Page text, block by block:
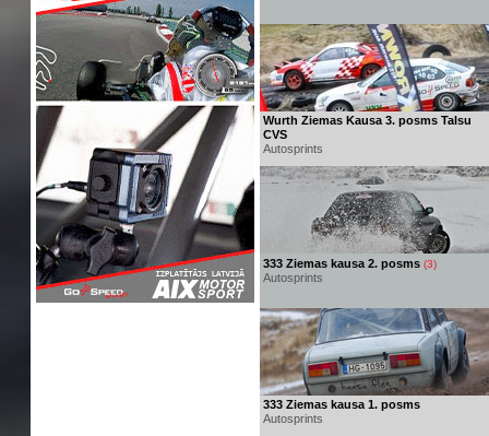
Wurth Ziemas Kausa 3. posms Talsu
CVS
Autosprints
333 Ziemas kausa 2. posms (3)
Autosprints
333 Ziemas kausa 1. posms
Autosprints